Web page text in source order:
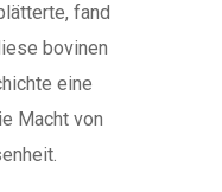
fand
bovinen
eine
Macht von